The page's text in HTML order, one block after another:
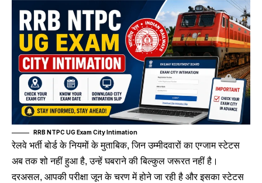
RRB NTPC UG Exam City Intimation
रेलवे भर्ती बोर्ड के नियमों के मुताबिक, जिन उम्मीदवारों का एग्जाम स्टेटस
अब तक शो नहीं हुआ है, उन्हें घबराने की बिल्कुल जरूरत नहीं है।
दरअसल, आपकी परीक्षा जून के चरण में होने जा रही है और इसका स्टेटस